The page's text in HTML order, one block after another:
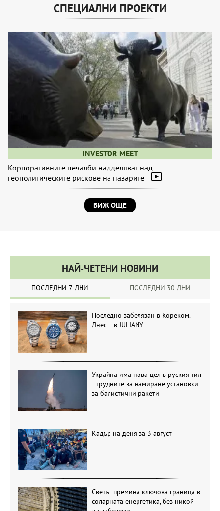
СПЕЦИАЛНИ ПРОЕКТИ
INVESTOR MEET
Корпоративните печалби надделяват над
геополитическите рискове на пазарите
ВИЖ ОЩЕ
НАЙ-ЧЕТЕНИ НОВИНИ
ПОСЛЕДНИ 7 ДНИ ПОСЛЕДНИ 30 ДНИ
Последно забелязан в Кореком.
Днес – в JULIANY
Украйна има нова цел в руския тил
- трудните за намиране установки
за балистични ракети
Кадър на деня за 3 август
Светът премина ключова граница в
соларната енергетика, без никой